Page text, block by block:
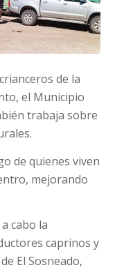
de la
el Municipio
trabaja sobre
de quienes viven
mejorando
cabo la
caprinos y
El Sosneado,